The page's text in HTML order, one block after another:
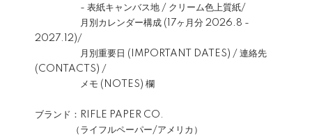
- 表紙キャンバス地 / クリーム色上質紙/
月別カレンダー構成 (17ヶ月分 2026.8 -
2027.12)/
月別重要日 (IMPORTANT DATES) / 連絡先
(CONTACTS) /
メモ (NOTES) 欄
ブランド：RIFLE PAPER CO.
（ライフルペーパー/アメリカ）